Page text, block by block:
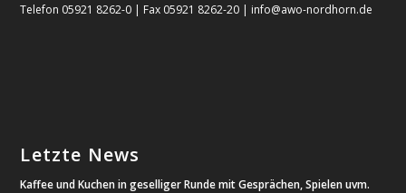
Telefon 05921 8262-0 | Fax 05921 8262-20 | info@awo-nordhorn.de
Letzte News
Kaffee und Kuchen in geselliger Runde mit Gesprächen, Spielen uvm.